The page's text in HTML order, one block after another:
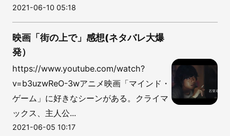
2021-06-10 05:18
映画「街の上で」感想(ネタバレ大爆
発）
https://www.youtube.com/watch?
v=b3uzwReO-3wアニメ映画「マインド・
ゲーム」に好きなシーンがある。クライマ
ックス、主人公...
2021-06-05 10:17